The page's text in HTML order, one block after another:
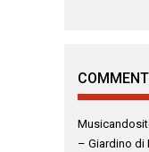
– Giardino di